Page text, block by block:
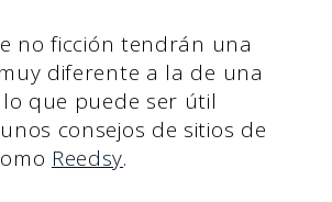
no ficción tendrán una
diferente a la de una
que puede ser útil
consejos de sitios de
Reedsy.